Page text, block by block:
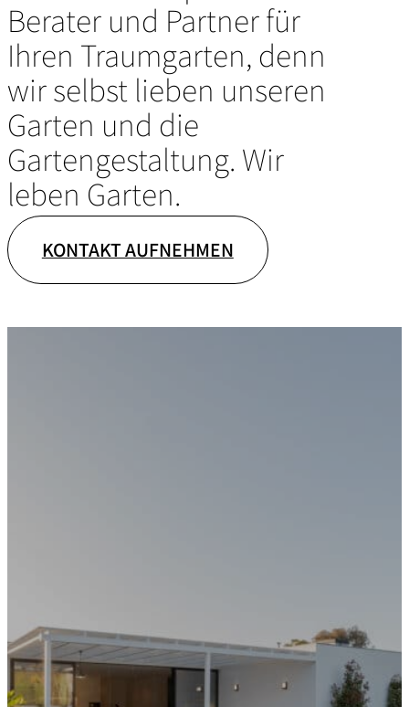
Berater und Partner für
Ihren Traumgarten, denn
wir selbst lieben unseren
Garten und die
Gartengestaltung. Wir
leben Garten.
KONTAKT AUFNEHMEN